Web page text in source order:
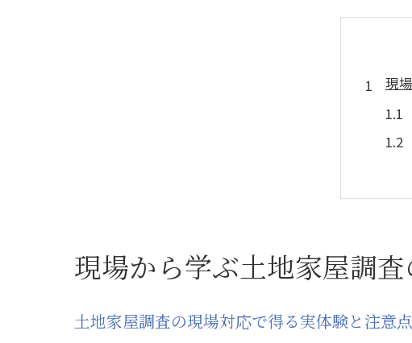
現
高
現場から学ぶ土地家屋調
土地家屋調査の現場対応で得る実体験と注意点